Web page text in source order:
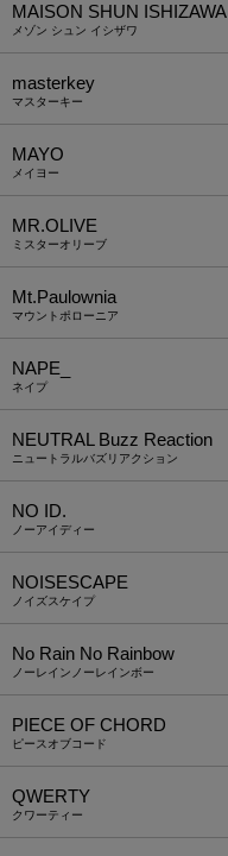
MAISON SHUN ISHIZAWA
メゾン シュン イシザワ
masterkey
マスターキー
MAYO
メイヨー
MR.OLIVE
ミスターオリーブ
Mt.Paulownia
マウントポローニア
NAPE_
ネイプ
NEUTRAL Buzz Reaction
ニュートラルバズリアクション
NO ID.
ノーアイディー
NOISESCAPE
ノイズスケイプ
No Rain No Rainbow
ノーレインノーレインボー
PIECE OF CHORD
ピースオブコード
QWERTY
クワーティー